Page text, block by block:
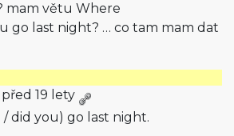
mam větu Where
go last night? … co tam mam dat
19 lety
did you) go last night.